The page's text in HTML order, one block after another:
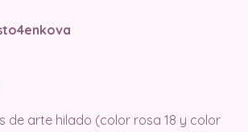
de arte hilado (color rosa 18 y color